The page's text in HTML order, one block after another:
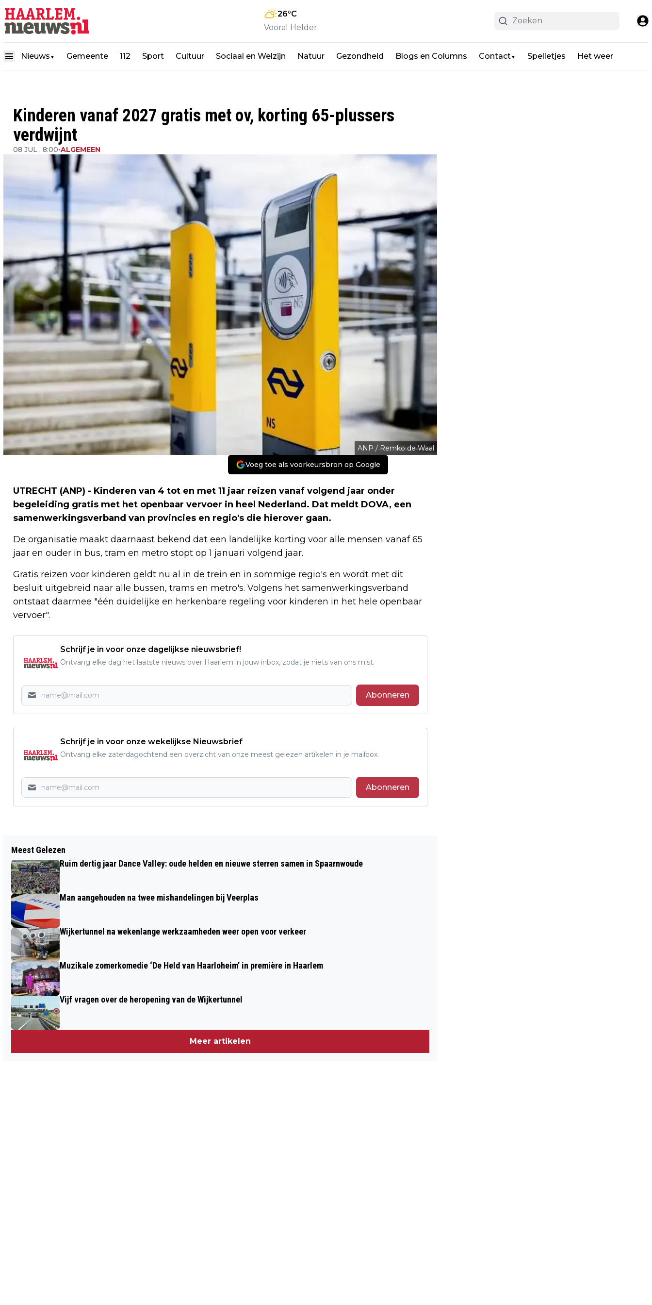
26°C
Vooral Helder
Nieuws ▼ Gemeente 112 Sport Cultuur Sociaal en Welzijn Natuur Gezondheid Blogs en Columns Contact▼ Spelletjes Het weer
Kinderen vanaf 2027 gratis met ov, korting 65-plussers
verdwijnt
08 JUL , 8:00•ALGEMEEN
ANP / Remko de Waal
Voeg toe als voorkeursbron op Google
UTRECHT (ANP) - Kinderen van 4 tot en met 11 jaar reizen vanaf volgend jaar onder
begeleiding gratis met het openbaar vervoer in heel Nederland. Dat meldt DOVA, een
samenwerkingsverband van provincies en regio's die hierover gaan.
De organisatie maakt daarnaast bekend dat een landelijke korting voor alle mensen vanaf 65
jaar en ouder in bus, tram en metro stopt op 1 januari volgend jaar.
Gratis reizen voor kinderen geldt nu al in de trein en in sommige regio's en wordt met dit
besluit uitgebreid naar alle bussen, trams en metro's. Volgens het samenwerkingsverband
ontstaat daarmee "één duidelijke en herkenbare regeling voor kinderen in het hele openbaar
vervoer".
Schrijf je in voor onze dagelijkse nieuwsbrief!
Ontvang elke dag het laatste nieuws over Haarlem in jouw inbox, zodat je niets van ons mist.
Abonneren
Schrijf je in voor onze wekelijkse Nieuwsbrief
Ontvang elke zaterdagochtend een overzicht van onze meest gelezen artikelen in je mailbox.
Abonneren
LIVING STATUES ZETTEN TOON VOOR
FIER HAARLEM, DE OPMAAT NAAR
GROOT STADSFEEST ZONDAG 12 JULI
NAAR ZEEVONK
Meest Gelezen
Ruim dertig jaar Dance Valley: oude helden en nieuwe sterren samen in Spaarnwoude
Man aangehouden na twee mishandelingen bij Veerplas
Wijkertunnel na wekenlange werkzaamheden weer open voor verkeer
Muzikale zomerkomedie ‘De Held van Haarloheim’ in première in Haarlem
Vijf vragen over de heropening van de Wijkertunnel
Meer artikelen